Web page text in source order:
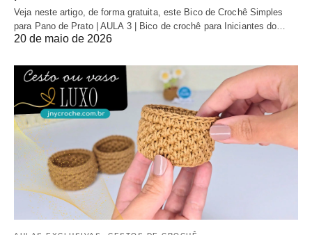
Veja neste artigo, de forma gratuita, este Bico de Crochê Simples
para Pano de Prato | AULA 3 | Bico de crochê para Iniciantes do…
20 de maio de 2026